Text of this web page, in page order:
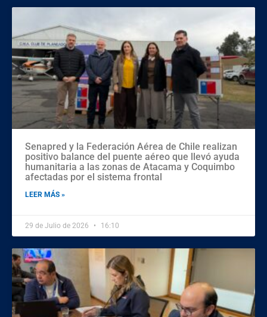
Senapred y la Federación Aérea de Chile realizan
positivo balance del puente aéreo que llevó ayuda
humanitaria a las zonas de Atacama y Coquimbo
afectadas por el sistema frontal
LEER MÁS »
29 de Julio de 2026 16:10